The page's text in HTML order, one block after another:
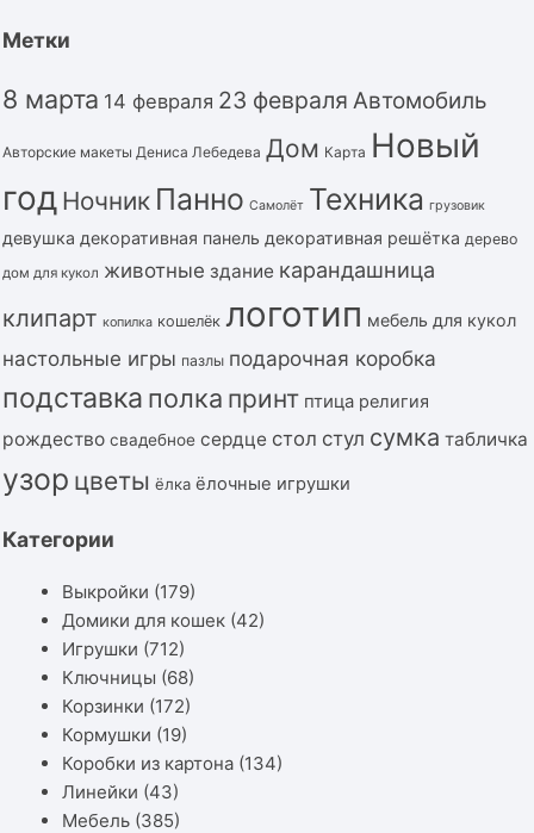
Метки
8 марта 14 февраля 23 февраля Автомобиль
Авторские макеты Дениса Лебедева Дом Карта Новый
год Ночник Панно Самолёт Техника грузовик
девушка декоративная панель декоративная решётка дерево
дом для кукол животные здание карандашница
клипарт копилка кошелёк логотип мебель для кукол
настольные игры пазлы подарочная коробка
подставка полка принт птица религия
рождество свадебное сердце стол стул сумка табличка
узор цветы ёлка ёлочные игрушки
Категории
Выкройки (179)
Домики для кошек (42)
Игрушки (712)
Ключницы (68)
Корзинки (172)
Кормушки (19)
Коробки из картона (134)
Линейки (43)
Мебель (385)